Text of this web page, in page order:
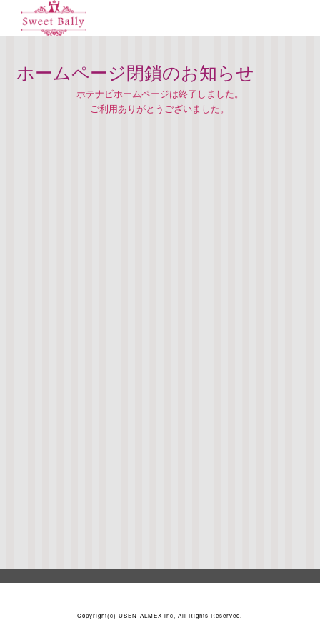
ホームページ閉鎖のお知らせ
ホテナビホームページは終了しました。
ご利用ありがとうございました。
Copyright(c)USEN-ALMEX inc, All Rights Reserved.